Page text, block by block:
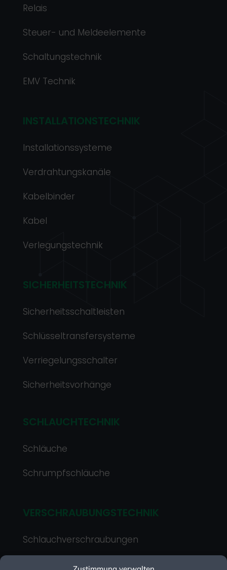
Relais
Steuer- und Meldeelemente
Schaltungstechnik
EMV Technik
INSTALLATIONSTECHNIK
Installationssysteme
Verdrahtungskanäle
Kabelbinder
Kabel
Verlegungstechnik
SICHERHEITSTECHNIK
Sicherheitsschaltleisten
Schlüsseltransfersysteme
Verriegelungsschalter
Sicherheitsvorhänge
SCHLAUCHTECHNIK
Schläuche
Schrumpfschläuche
VERSCHRAUBUNGSTECHNIK
Schlauchverschraubungen
Kabelverschraubungen